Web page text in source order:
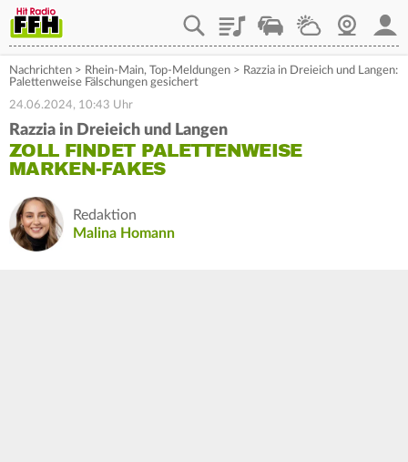
PlaylistStaupilotWetterWebcam
Nachrichten > Rhein-Main, Top-Meldungen > Razzia in Dreieich und Langen:
Palettenweise Fälschungen gesichert
24.06.2024, 10:43 Uhr
Razzia in Dreieich und Langen
ZOLL FINDET PALETTENWEISE
MARKEN-FAKES
Redaktion
Malina Homann